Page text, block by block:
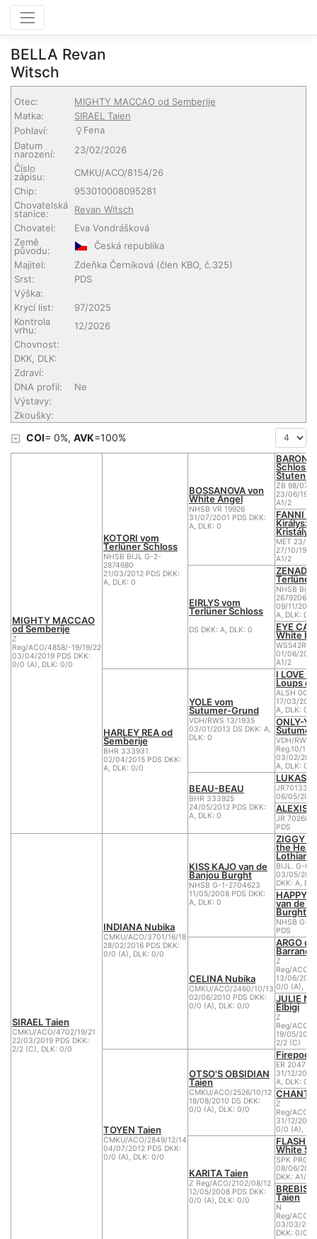
BELLA Revan
Witsch
Otec:
MIGHTY MACCAO od Semberije
Matka:
SIRAEL Taien
Pohlaví:
Fena
Datum
narození:
23/02/2026
Číslo
zápisu:
CMKU/ACO/8154/26
Chip:
953010008095281
Chovatelská
stanice:
Revan Witsch
Chovatel:
Eva Vondrášková
Země
původu:
Česká republika
Majitel:
Zdeňka Černíková (člen KBO, č.325)
Srst:
PDS
Výška:
Krycí list:
97/2025
Kontrola
vrhu:
12/2026
Chovnost:
DKK, DLK:
Zdraví:
DNA profil:
Ne
Výstavy:
Zkoušky:
COI= 0%, AVK=100%
MIGHTY MACCAO
od Semberije
Z
Reg/ACO/4858/-19/19/22
03/04/2019 PDS DKK:
0/0 (A), DLK: 0/0
KOTORI vom
Terlüner Schloss
NHSB BIJL G-2-
2874680
21/03/2012 PDS DKK:
A, DLK: 0
BOSSANOVA von
White Angel
NHSB VR 19926
31/07/2001 PDS DKK:
A, DLK: 0
BARON
Schloss
ZB 98/071-
23/06/1998
A1/2
FANNI
Kristály
MET 23/H/
27/10/1997
A1/2
EIRLYS vom
Terlüner Schloss
DS DKK: A, DLK: 0
Terlüner
NHSB Bij
2679206
09/11/2007
A, DLK: 0
EYE
White
WS542R
01/06/
A1/2
HARLEY REA od
Semberije
BHR 333931
02/04/2015 PDS DKK:
A, DLK: 0/0
YOLE vom
Sutumer-Grund
VDH/RWS 13/1935
03/01/2013 DS DKK: A,
DLK: 0
I LOVE
Loups
ALSH
17/03/
A, DLK: 0
ONLY-
VDH/RWS
Reg.10/
03/02/
A, DLK: 0
BEAU-BEAU
BHR 333925
24/05/2012 PDS DKK:
A, DLK: 0
LUKAS
JR70133
06/05/2010
ALEXIS
JR 70268
PDS
SIRAEL Taien
CMKU/ACO/4702/19/21
22/03/2019 PDS DKK:
2/2 (C), DLK: 0/0
INDIANA Nubika
CMKU/ACO/3701/16/18
28/02/2016 PDS DKK:
0/0 (A), DLK: 0/0
KISS KAJO van de
Banjou Burght
NHSB G-1-2704623
11/05/2008 PDS DKK:
A, DLK: 0
ZIGGY
the
Lothian
BIJL. G-0
03/05/
DKK: A,
HAPPY
van de
Burght
NHSB G-
PDS
CELINA Nubika
CMKU/ACO/2460/10/13
02/06/2010 PDS DKK:
0/0 (A), DLK: 0/0
ARGO of
Z
Reg/ACO/
13/06/
0/0 (A),
JULIE
Elbigi
Z
Reg/ACO/
19/05/
2/2 (C)
TOYEN Taien
CMKU/ACO/2849/12/14
04/07/2012 PDS DKK:
0/0 (A), DLK: 0/0
OTSO'S OBSIDIAN
Taien
CMKU/ACO/2526/10/12
18/08/2010 DS DKK:
0/0 (A), DLK: 0/0
Firepool
ER 20477/
31/12/2007
A, DLK: 0/0
Z
Reg/ACO/
31/12/2006
0/0 (A),
KARITA Taien
Z Reg/ACO/2102/08/12
12/05/2008 PDS DKK:
0/0 (A), DLK: 0/0
FLASH
White
SPK
08/06/
DKK: A1/2,
BREBIS
Taien
N
Reg/ACO/
03/03/
DKK: 0/0